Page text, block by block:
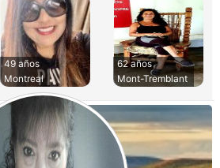
49 años
Montreal
62 años
Mont-Tremblant